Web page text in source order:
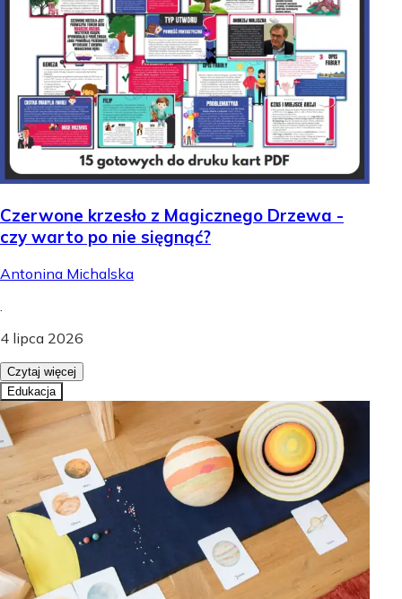
Czerwone krzesło z Magicznego Drzewa -
czy warto po nie sięgnąć?
Antonina Michalska
4 lipca 2026
Czytaj więcej
Edukacja